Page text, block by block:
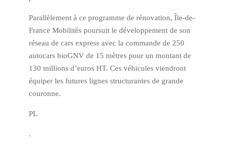
Parallèlement à ce programme de rénovation, Île-de-
France Mobilités poursuit le développement de son
réseau de cars express avec la commande de 250
autocars bioGNV de 15 mètres pour un montant de
130 millions d’euros HT. Ces véhicules viendront
équiper les futures lignes structurantes de grande
couronne.
PL
.